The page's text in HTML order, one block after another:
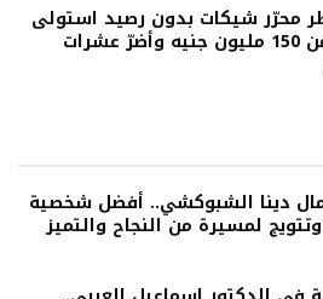
محرّر شيكات بدون رصيد استولى
على أكثر من 150 مليون جنيه وأضرّ عشرات
دينا الشبوكشي.. أفضل شخصية